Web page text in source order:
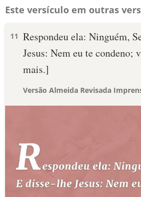
Este versículo em outras
11 Respondeu ela: Ninguém,
Jesus: Nem eu te condeno;
mais.]
Versão Almeida Revisada